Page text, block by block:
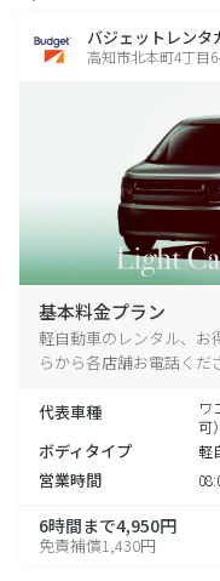
バジェットレンタ
高知市北本町4丁目
基本料金プラン
軽自動車のレンタル、お
らから各店舗お電話くだ
代表車種
ワ
可）
ボディタイプ 軽
営業時間
6時間まで4,950円
免責補償1,430円